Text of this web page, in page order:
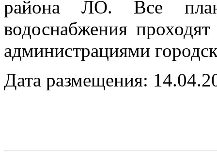
района ЛО. Все
водоснабжения
администрациями
Дата размещения: